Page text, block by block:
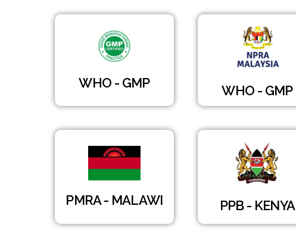
WHO - GMP WHO - GMP
PMRA - MALAWI PPB - KENYA